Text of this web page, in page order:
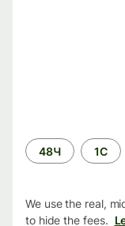
Time
period
48Ч 1С
We use the real,
to hide the fees.